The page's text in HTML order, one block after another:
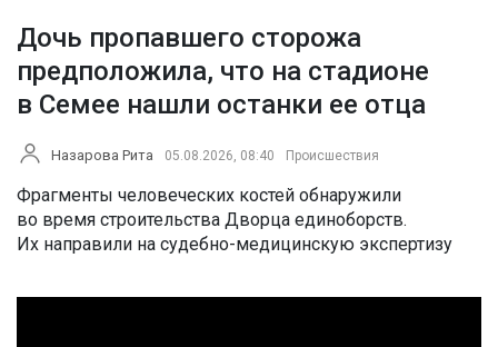
Дочь пропавшего сторожа
предположила, что на стадионе
в Семее нашли останки ее отца
Назарова Рита 05.08.2026, 08:40 Происшествия
Фрагменты человеческих костей обнаружили
во время строительства Дворца единоборств.
Их направили на судебно-медицинскую экспертизу